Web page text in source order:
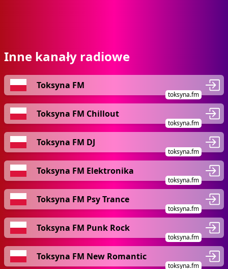
Inne kanały radiowe
Toksyna FM
toksyna.fm
Toksyna FM Chillout
toksyna.fm
Toksyna FM DJ
toksyna.fm
Toksyna FM Elektronika
toksyna.fm
Toksyna FM Psy Trance
toksyna.fm
Toksyna FM Punk Rock
toksyna.fm
Toksyna FM New Romantic
toksyna.fm